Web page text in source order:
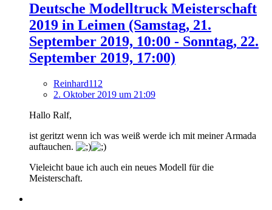
Deutsche Modelltruck Meisterschaft
2019 in Leimen (Samstag, 21.
September 2019, 10:00 - Sonntag, 22.
September 2019, 17:00)
Reinhard112
2. Oktober 2019 um 21:09
Hallo Ralf,
ist geritzt wenn ich was weiß werde ich mit meiner Armada
auftauchen.
Vieleicht baue ich auch ein neues Modell für die
Meisterschaft.